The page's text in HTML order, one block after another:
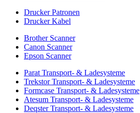
Drucker Patronen
Drucker Kabel
Brother Scanner
Canon Scanner
Epson Scanner
Parat Transport- & Ladesysteme
Trekstor Transport- & Ladesysteme
Formcase Transport- & Ladesysteme
Atesum Transport- & Ladesysteme
Deqster Transport- & Ladesysteme